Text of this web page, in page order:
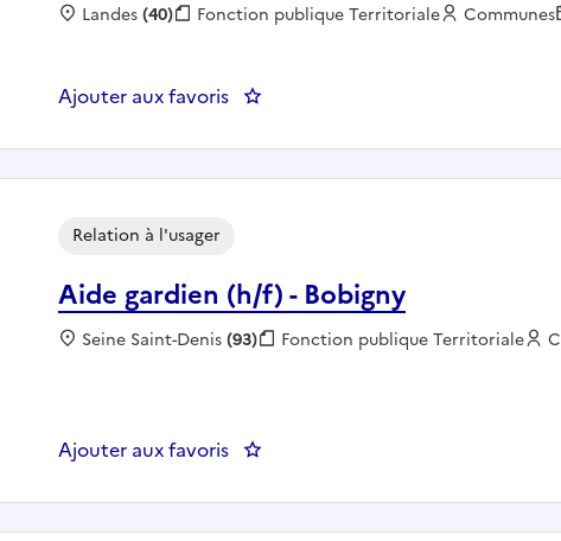
Localisation :
Landes(40) Fonction publique :
Fonction publique Territoriale Employeur :
Communes
Ajouter aux favoris : Secrétaire et agent d'accueil
Aide gardien (h/f) - Bobigny
Relation à l'usager
Localisation :
Seine Saint-Denis(93) Fonction publique :
Fonction publique Territoriale
Ajouter aux favoris : Aide gardien (h/f) - Bobigny